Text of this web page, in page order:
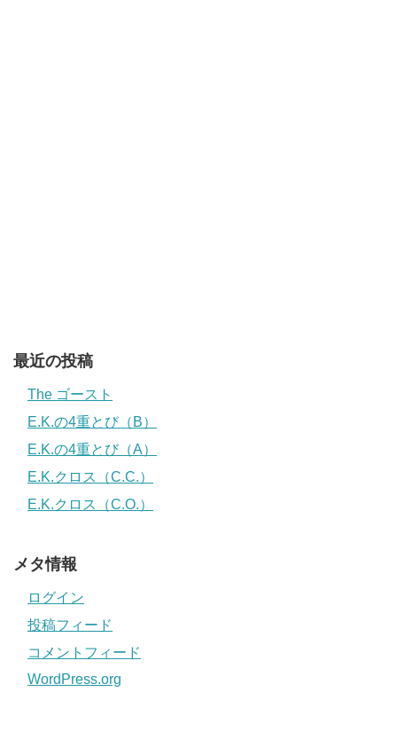
最近の投稿
The ゴースト
E.K.の4重とび（B）
E.K.の4重とび（A）
E.K.クロス（C.C.）
E.K.クロス（C.O.）
メタ情報
ログイン
投稿フィード
コメントフィード
WordPress.org